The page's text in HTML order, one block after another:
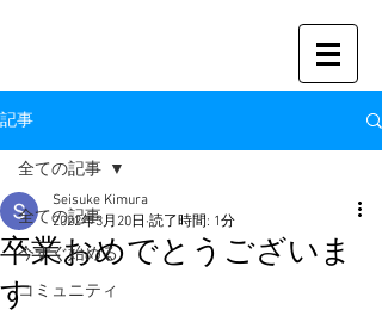
記事
全ての記事
今すぐ始める
コミュニティ
全ての記事
卒業おめでとうございま
す
Seisuke Kimura
2022年3月20日 読了時間: 1分